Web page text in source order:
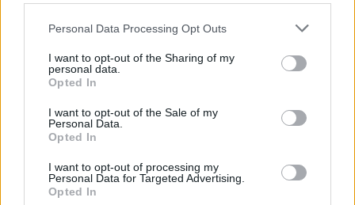
Personal Data Processing Opt Outs
I want to opt-out of the Sharing of my
personal data.
Opted In
I want to opt-out of the Sale of my
Personal Data.
Opted In
I want to opt-out of processing my
Personal Data for Targeted Advertising.
Opted In
Newsletter
Stay up to date with the Memorial’s latest
news and calendar of events by subscribing
to our newsletter.
SUBSCRIBE TO THE
NEWSLETTER